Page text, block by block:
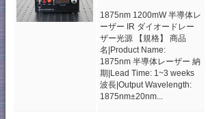
1875nm 1200mW 半導体レ
ーザー IR ダイオードレー
ザー光源 【規格】 商品
名|Product Name:
1875nm 半導体レーザー 納
期|Lead Time: 1~3 weeks
波長|Output Wavelength:
1875nm±20nm...